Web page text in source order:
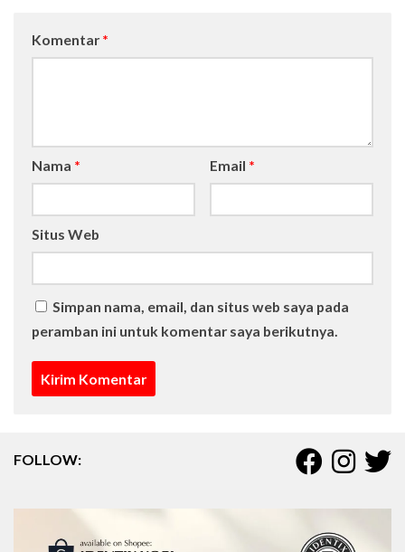
Komentar *
Nama * Email *
Situs Web
Simpan nama, email, dan situs web saya pada
peramban ini untuk komentar saya berikutnya.
FOLLOW: